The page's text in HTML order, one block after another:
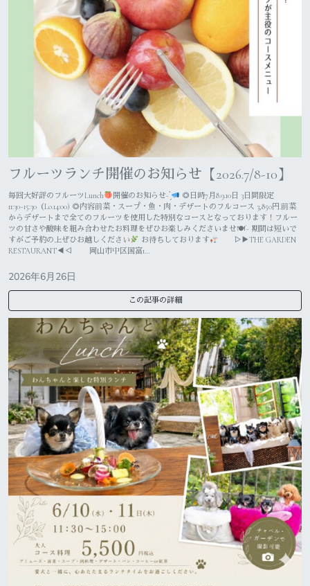
フルーツランチ開催のお知らせ【2026.7/8-10】
毎回大好評のフルーツLunch 開催のお知らせ- ̗̀
◎日時7月8.9.10日 3日間限定
11:30~15:30（Lo.14:00) ◎内容前菜・スープ・魚・肉・デザートのフルコース 3,850円.前菜
からデザートまで全てのフルーツを使用した特別なコースとなっております！フルー
ツの甘さや酸味を組み合わせたお料理をぜひお楽しみくださいませ🍽´- 期間は短いで
すがご予約の上ぜひお越しください
お待ちしております
▷▶THE GARDEN
RESTAURANT◀◁ 岡山市中区国富1…
2026年6月26日
この記事の詳細